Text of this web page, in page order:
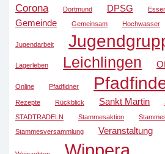
Corona Dortmund DPSG
Gemeinde Gemeinsam Hochwasser
Jugendarbeit
Lagerleben Leichlingen
Online Pfadfidner
Rezepte Rückblick Sankt Martin
STADTRADELN
Stammesaktion
Stammesversammlung
Veranstaltung
Wippera